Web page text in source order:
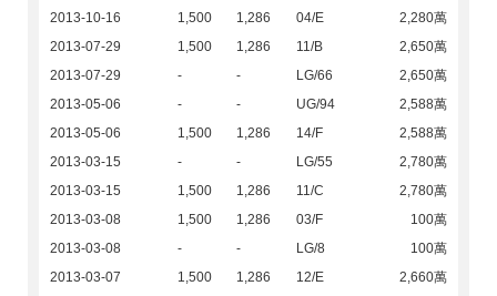
2013-10-16
1,500 1,286 04/E
2,280萬
2013-07-29
1,500 1,286 11/B
2,650萬
2013-07-29
- - LG/66
2,650萬
2013-05-06
- - UG/94
2,588萬
2013-05-06
1,500 1,286 14/F
2,588萬
2013-03-15
- - LG/55
2,780萬
2013-03-15
1,500 1,286 11/C
2,780萬
2013-03-08
1,500 1,286 03/F
100萬
2013-03-08
- - LG/8
100萬
2013-03-07
1,500 1,286 12/E
2,660萬